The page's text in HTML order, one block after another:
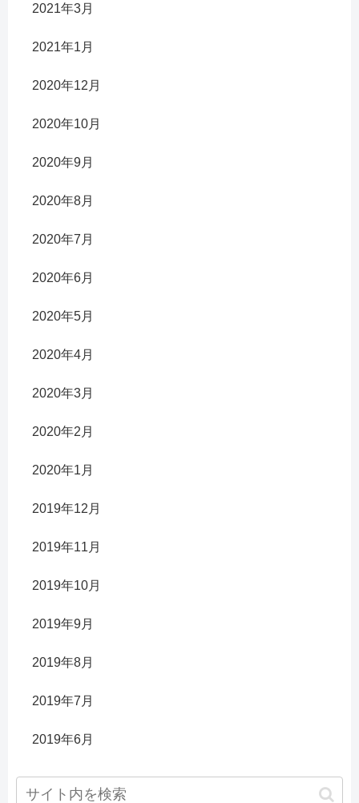
2021年3月
2021年1月
2020年12月
2020年10月
2020年9月
2020年8月
2020年7月
2020年6月
2020年5月
2020年4月
2020年3月
2020年2月
2020年1月
2019年12月
2019年11月
2019年10月
2019年9月
2019年8月
2019年7月
2019年6月